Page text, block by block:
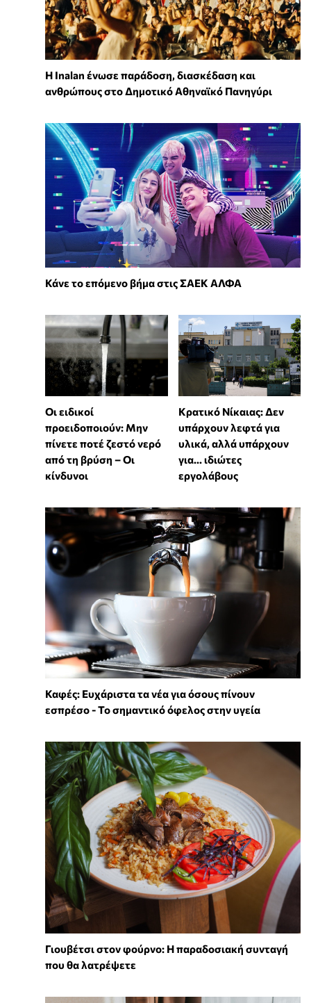
Η Inalan ένωσε παράδοση, διασκέδαση και
ανθρώπους στο Δημοτικό Αθηναϊκό Πανηγύρι
Κάνε το επόμενο βήμα στις ΣΑΕΚ ΑΛΦΑ
Οι ειδικοί
προειδοποιούν: Μην
πίνετε ποτέ ζεστό νερό
από τη βρύση – Οι
κίνδυνοι
Κρατικό Νίκαιας: Δεν
υπάρχουν λεφτά για
υλικά, αλλά υπάρχουν
για... ιδιώτες
εργολάβους
Καφές: Ευχάριστα τα νέα για όσους πίνουν
εσπρέσο - Το σημαντικό όφελος στην υγεία
Γιουβέτσι στον φούρνο: Η παραδοσιακή συνταγή
που θα λατρέψετε